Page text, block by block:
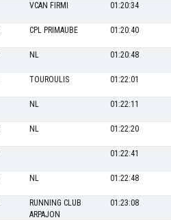
VCAN FIRMI 01:20:34
CPL PRIMAUBE 01:20:40
NL 01:20:48
TOUROULIS 01:22:01
NL 01:22:11
NL 01:22:20
01:22:41
NL 01:22:48
RUNNING CLUB
ARPAJON
01:23:08